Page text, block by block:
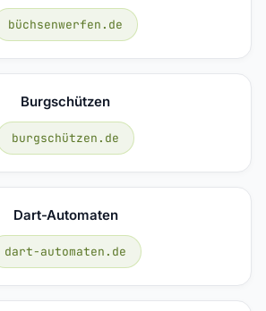
büchsenwerfen.de
Burgschützen
burgschützen.de
Dart-Automaten
dart-automaten.de